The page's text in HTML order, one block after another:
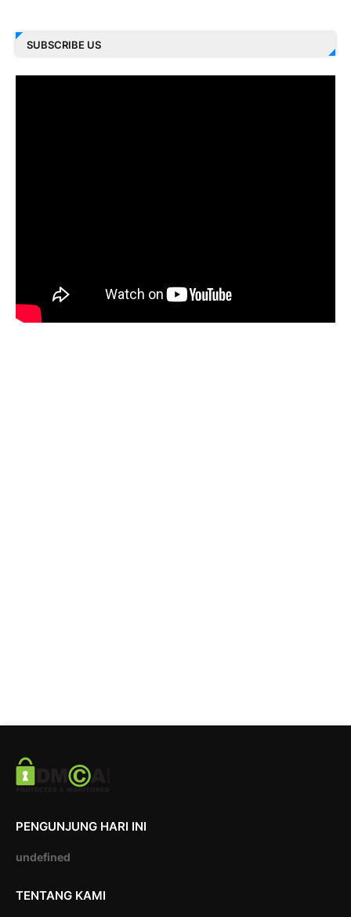
SUBSCRIBE US
PENGUNJUNG HARI INI
undefined
TENTANG KAMI